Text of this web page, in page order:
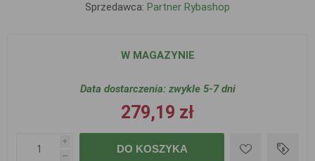
Sprzedawca: Partner Rybashop
W MAGAZYNIE
Data dostarczenia: zwykle 5-7 dni
279,19 zł
i
h
DO KOSZYKA